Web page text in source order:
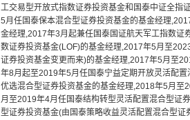
工交易型开放式指数证券投资基金和国泰中证全指
5月任国泰保本混合型证券投资基金的基金经理
金经理,2017年3月起兼任国泰国证航天军工指数证
数证券投资基金(LOF)的基金经理,2017年5月至
证券投资基金变更而来)的基金经理,2017年5月至
年8月起至2019年5月任国泰宁益定期开放灵活配
优选混合型证券投资基金的基金经理,2018年5月
月至2019年4月任国泰结构转型灵活配置混合型证
型证券投资基金(由国泰策略收益灵活配置混合型